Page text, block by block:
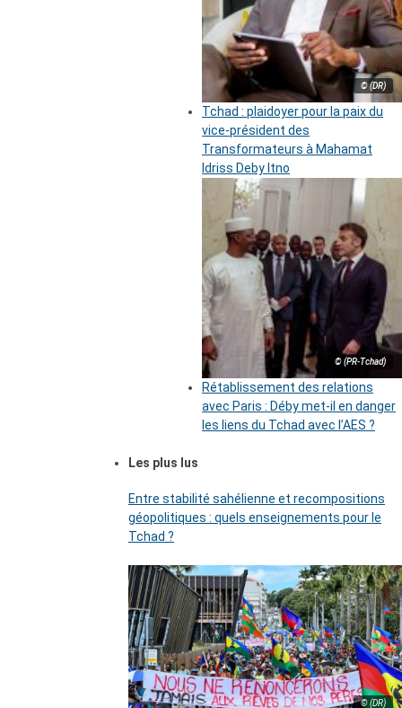
© (DR)
Tchad : plaidoyer pour la paix du
vice-président des
Transformateurs à Mahamat
Idriss Deby Itno
© (PR-Tchad)
Rétablissement des relations
avec Paris : Déby met-il en danger
les liens du Tchad avec l’AES ?
Les plus lus
Entre stabilité sahélienne et recompositions
géopolitiques : quels enseignements pour le
Tchad ?
© (DR)